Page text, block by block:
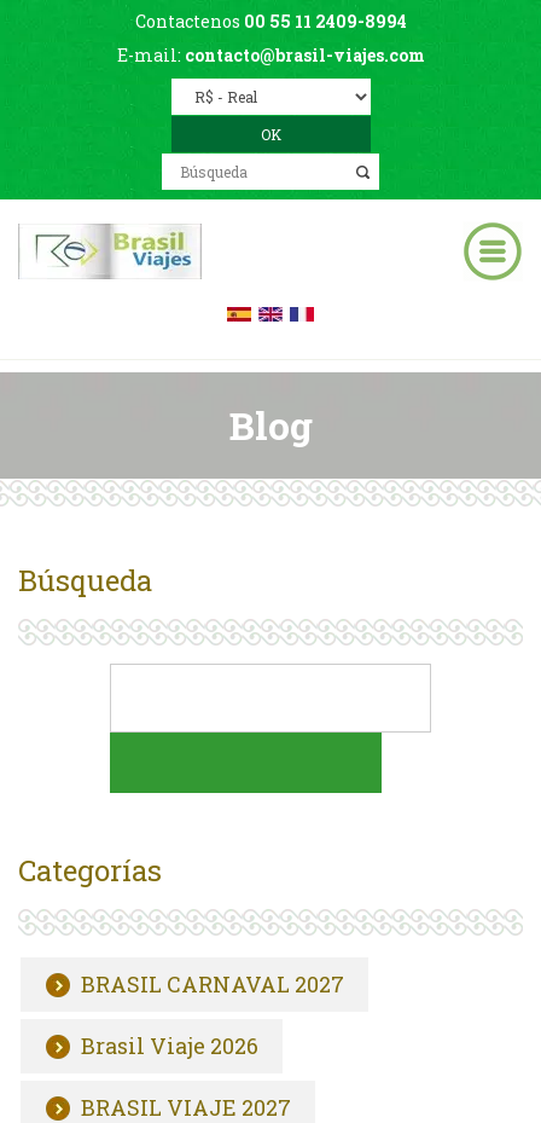
Contactenos 00 55 11 2409-8994
E-mail: contacto@brasil-viajes.com
Blog
Búsqueda
Categorías
BRASIL CARNAVAL 2027
Brasil Viaje 2026
BRASIL VIAJE 2027